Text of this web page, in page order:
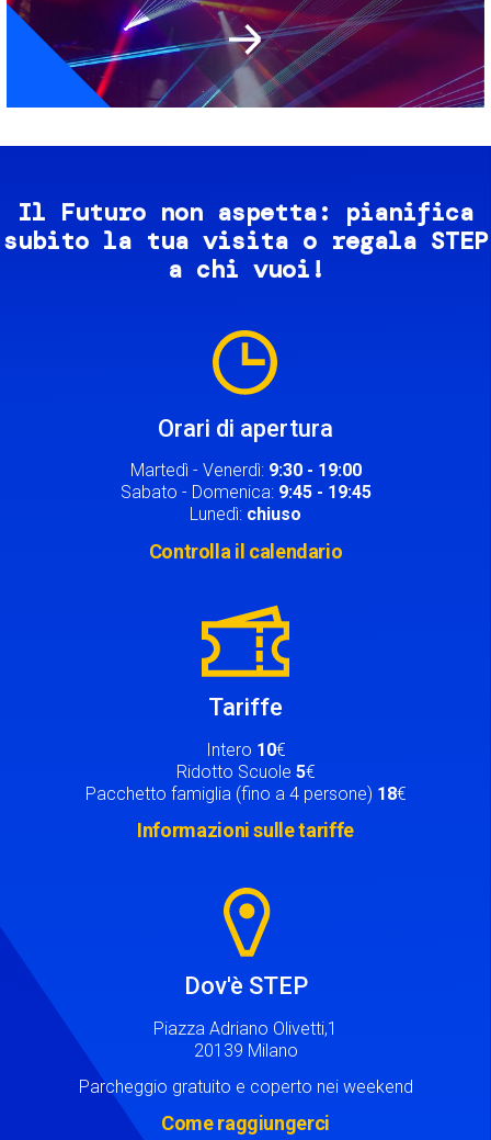
Il Futuro non aspetta: pianifica
subito la tua visita o regala STEP
a chi vuoi!
Orari di apertura
Martedì - Venerdì: 9:30 - 19:00
Sabato - Domenica: 9:45 - 19:45
Lunedì: chiuso
Controlla il calendario
Tariffe
Intero 10€
Ridotto Scuole 5€
Pacchetto famiglia (fino a 4 persone) 18€
Informazioni sulle tariffe
Dov'è STEP
Piazza Adriano Olivetti,1
20139 Milano
Parcheggio gratuito e coperto nei weekend
Come raggiungerci